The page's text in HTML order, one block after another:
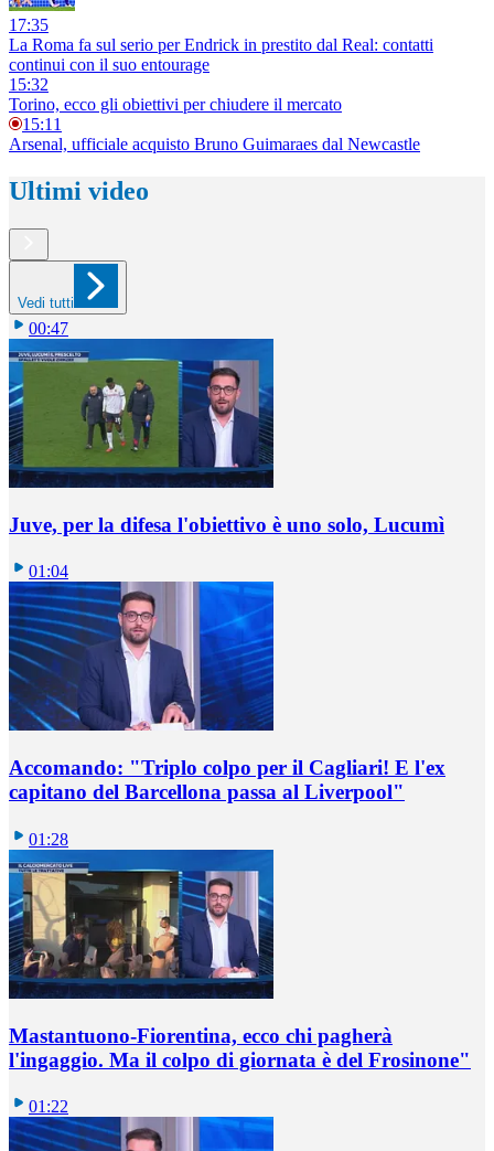
17:35
La Roma fa sul serio per Endrick in prestito dal Real: contatti
continui con il suo entourage
15:32
Torino, ecco gli obiettivi per chiudere il mercato
15:11
Arsenal, ufficiale acquisto Bruno Guimaraes dal Newcastle
Ultimi video
Vedi tutti
00:47
Juve, per la difesa l'obiettivo è uno solo, Lucumì
01:04
Accomando: "Triplo colpo per il Cagliari! E l'ex
capitano del Barcellona passa al Liverpool"
01:28
Mastantuono-Fiorentina, ecco chi pagherà
l'ingaggio. Ma il colpo di giornata è del Frosinone"
01:22